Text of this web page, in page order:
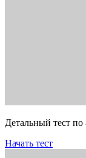
Детальный тест
Начать тест